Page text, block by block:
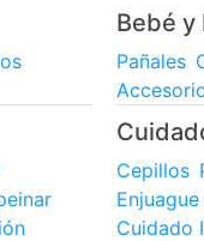
Bebé y
Pañales
Cepillos
Cuidado